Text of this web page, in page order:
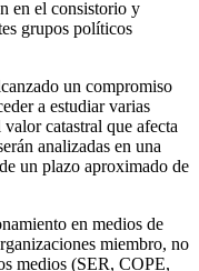
en el consistorio y
grupos políticos
un compromiso
a estudiar varias
catastral que afecta
analizadas en una
un plazo aproximado de
en medios de
miembro, no
medios (SER, COPE,